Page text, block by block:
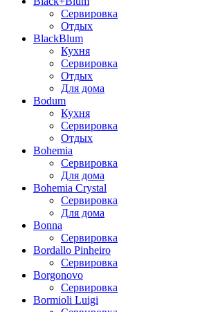
Сервировка
Отдых
BlackBlum
Кухня
Сервировка
Отдых
Для дома
Bodum
Кухня
Сервировка
Отдых
Bohemia
Сервировка
Для дома
Bohemia Crystal
Сервировка
Для дома
Bonna
Сервировка
Bordallo Pinheiro
Сервировка
Borgonovo
Сервировка
Bormioli Luigi